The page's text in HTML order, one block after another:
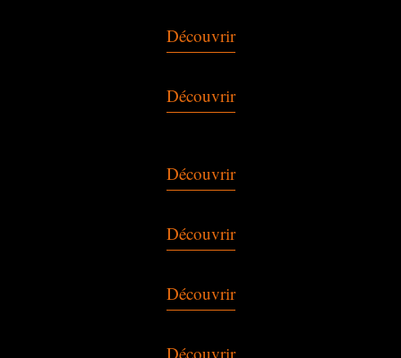
Découvrir
Découvrir
Découvrir
Découvrir
Découvrir
Découvrir